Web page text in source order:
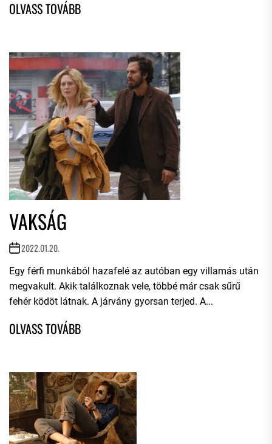
VAKSÁG
2022.01.20.
Egy férfi munkából hazafelé az autóban egy villamás után
megvakult. Akik találkoznak vele, többé már csak sűrű
fehér ködöt látnak. A járvány gyorsan terjed. A...